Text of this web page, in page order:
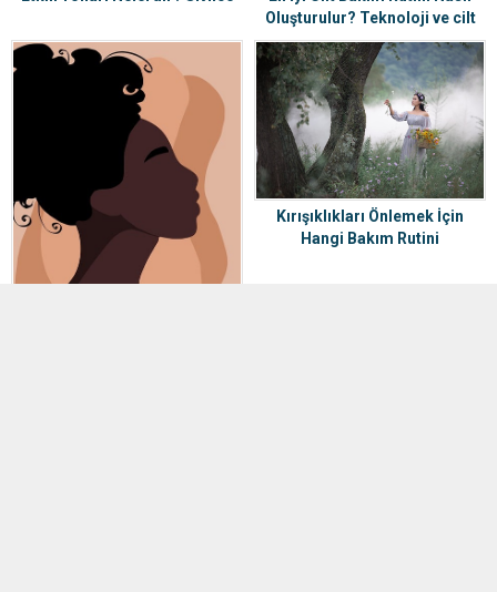
Oluşturulur? Teknoloji ve cilt
bakımı
Kırışıklıkları Önlemek İçin
Hangi Bakım Rutini